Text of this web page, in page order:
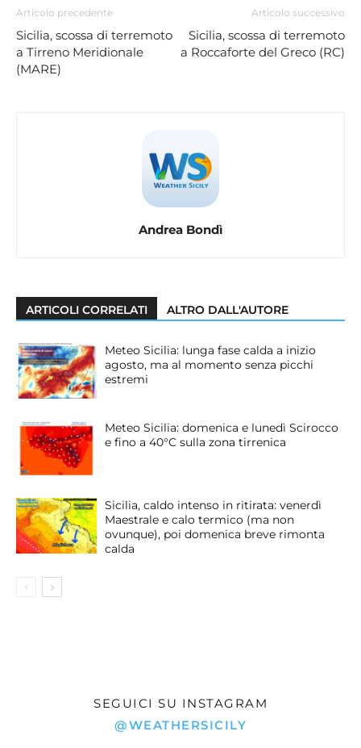
Articolo precedente
Sicilia, scossa di terremoto
a Tirreno Meridionale
(MARE)
Articolo successivo
Sicilia, scossa di terremoto
a Roccaforte del Greco (RC)
Andrea Bondì
ARTICOLI CORRELATI ALTRO DALL'AUTORE
Meteo Sicilia: lunga fase calda a inizio
agosto, ma al momento senza picchi
estremi
Meteo Sicilia: domenica e lunedì Scirocco
e fino a 40°C sulla zona tirrenica
Sicilia, caldo intenso in ritirata: venerdì
Maestrale e calo termico (ma non
ovunque), poi domenica breve rimonta
calda
SEGUICI SU INSTAGRAM
@WEATHERSICILY